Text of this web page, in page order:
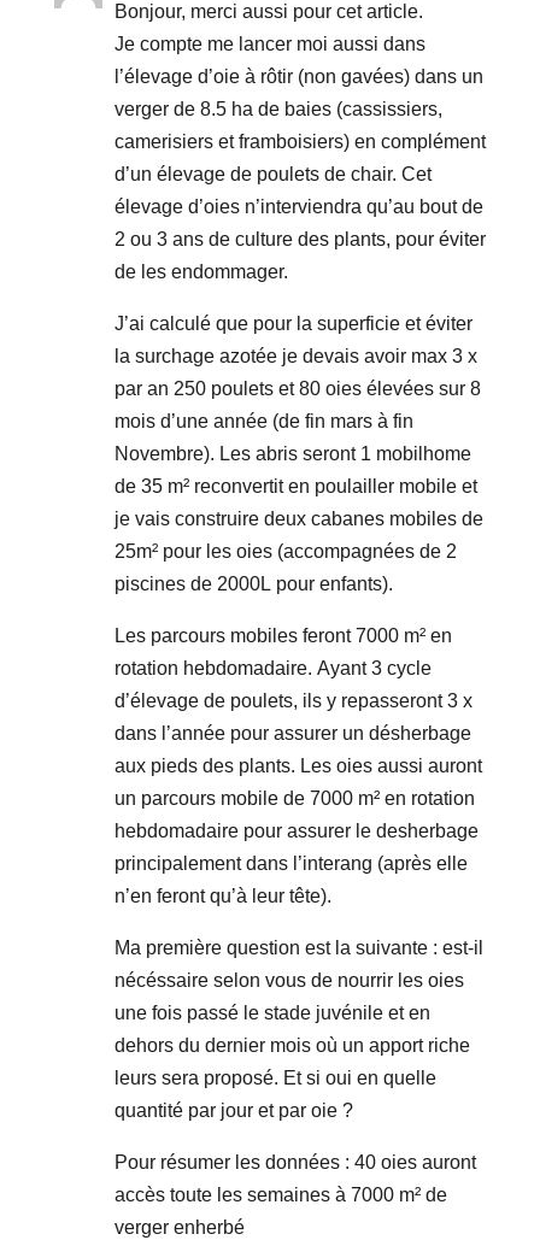
Bonjour, merci aussi pour cet article.
Je compte me lancer moi aussi dans
l’élevage d’oie à rôtir (non gavées) dans un
verger de 8.5 ha de baies (cassissiers,
camerisiers et framboisiers) en complément
d’un élevage de poulets de chair. Cet
élevage d’oies n’interviendra qu’au bout de
2 ou 3 ans de culture des plants, pour éviter
de les endommager.
J’ai calculé que pour la superficie et éviter
la surchage azotée je devais avoir max 3 x
par an 250 poulets et 80 oies élevées sur 8
mois d’une année (de fin mars à fin
Novembre). Les abris seront 1 mobilhome
de 35 m² reconvertit en poulailler mobile et
je vais construire deux cabanes mobiles de
25m² pour les oies (accompagnées de 2
piscines de 2000L pour enfants).
Les parcours mobiles feront 7000 m² en
rotation hebdomadaire. Ayant 3 cycle
d’élevage de poulets, ils y repasseront 3 x
dans l’année pour assurer un désherbage
aux pieds des plants. Les oies aussi auront
un parcours mobile de 7000 m² en rotation
hebdomadaire pour assurer le desherbage
principalement dans l’interang (après elle
n’en feront qu’à leur tête).
Ma première question est la suivante : est-il
nécéssaire selon vous de nourrir les oies
une fois passé le stade juvénile et en
dehors du dernier mois où un apport riche
leurs sera proposé. Et si oui en quelle
quantité par jour et par oie ?
Pour résumer les données : 40 oies auront
accès toute les semaines à 7000 m² de
verger enherbé